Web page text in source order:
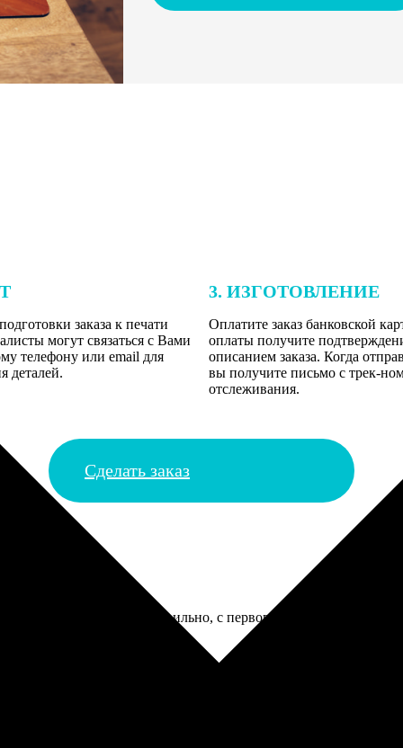
заказа к печати
могут связаться с Вами
телефону или email для
деталей.
3. ИЗГОТОВЛЕНИЕ
Оплатите заказ банковской
оплаты получите
описанием заказа. Когда
вы получите письмо с трек-
отслеживания.
Сделать заказ
но сделали всё правильно, с первого раза приняли.